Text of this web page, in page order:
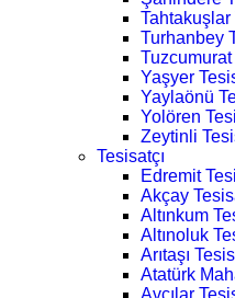
Tahtakuşlar
Turhanbey
Yaşyer
Yaylaönü
Yolören
Zeytinli
Tesisatçı
Edremit
Akçay
Altınkum
Altınoluk
Arıtaşı
Atatürk
Avcılar